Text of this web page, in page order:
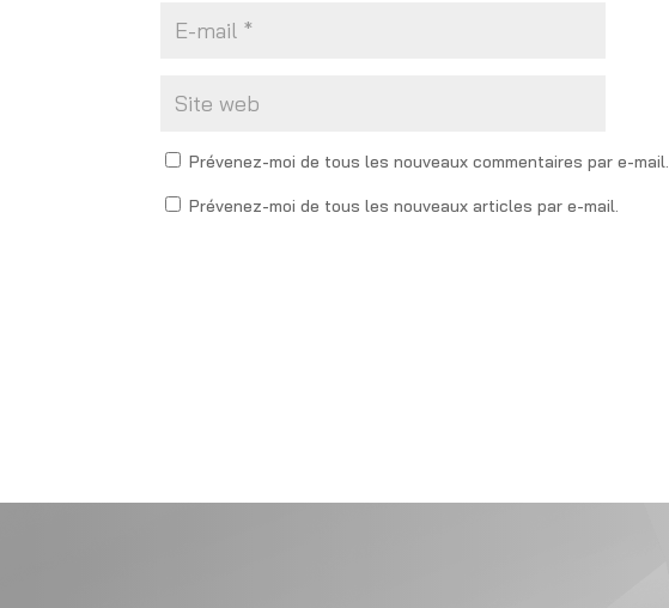
Prévenez-moi de tous les nouveaux commentaires par e-mail.
Prévenez-moi de tous les nouveaux articles par e-mail.